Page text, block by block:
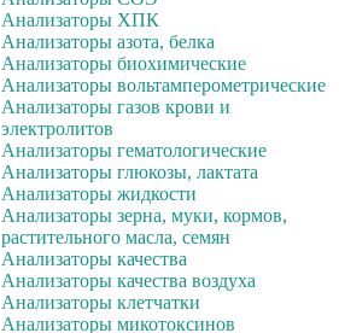
Анализаторы ХПК
Анализаторы азота, белка
Анализаторы биохимические
Анализаторы вольтамперометрические
Анализаторы газов крови и
электролитов
Анализаторы гематологические
Анализаторы глюкозы, лактата
Анализаторы жидкости
Анализаторы зерна, муки, кормов,
растительного масла, семян
Анализаторы качества
Анализаторы качества воздуха
Анализаторы клетчатки
Анализаторы микотоксинов